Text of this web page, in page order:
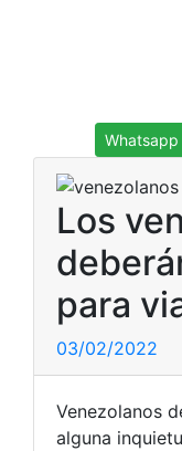
Whatsapp
Los
para
03/02/2022
Venezolanos
alguna